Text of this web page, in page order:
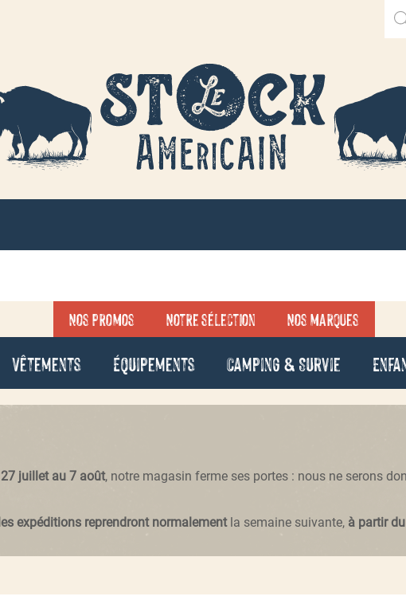
Nos promos Notre sélection Nos marques
Vêtements Équipements Camping & Survie
27 juillet au 7 août, notre magasin ferme ses portes : nous ne serons
les expéditions reprendront normalementla semaine suivante, à partir